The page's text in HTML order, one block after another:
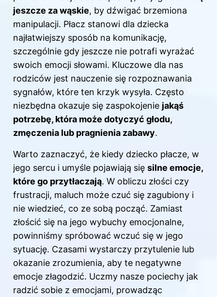
jeszcze za wąskie, by dźwigać brzemiona
manipulacji. Płacz stanowi dla dziecka
najłatwiejszy sposób na komunikację,
szczególnie gdy jeszcze nie potrafi wyrażać
swoich emocji słowami. Kluczowe dla nas
rodziców jest nauczenie się rozpoznawania
sygnałów, które ten krzyk wysyła. Często
niezbędna okazuje się zaspokojenie jakąś
potrzebę, która może dotyczyć głodu,
zmęczenia lub pragnienia zabawy.
Warto zaznaczyć, że kiedy dziecko płacze, w
jego sercu i umyśle pojawiają się silne emocje,
które go przytłaczają. W obliczu złości czy
frustracji, maluch może czuć się zagubiony i
nie wiedzieć, co ze sobą począć. Zamiast
złościć się na jego wybuchy emocjonalne,
powinniśmy spróbować wczuć się w jego
sytuację. Czasami wystarczy przytulenie lub
okazanie zrozumienia, aby te negatywne
emocje złagodzić. Uczmy nasze pociechy jak
radzić sobie z emocjami, prowadząc